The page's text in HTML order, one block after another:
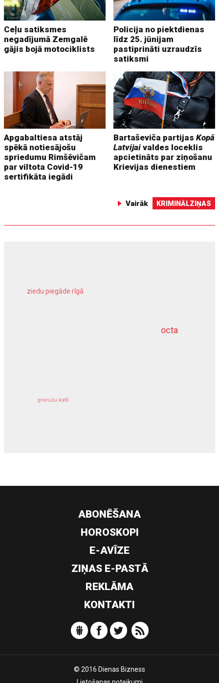
Ceļu satiksmes
negadījumā Zemgalē
gājis bojā motociklists
Policija no piektdienas
līdz 25. jūnijam
pastiprināti uzraudzīs
satiksmi
Apgabaltiesa atstāj
spēkā notiesājošu
spriedumu Rimšēvičam
par viltota Covid-19
sertifikāta iegādi
Bartaševiča partijasKopā
Latvijai valdes loceklis
apcietināts par ziņošanu
Krievijas dienestiem
Vairāk KRIMINĀLZIŅAS
octa
ziedu piegāde rīgā
granulu katli
dziļurbums
ABONĒŠANA
HOROSKOPI
E-AVĪZE
ZIŅAS E-PASTĀ
REKLĀMA
KONTAKTI
© 2016 Dienas Bizness